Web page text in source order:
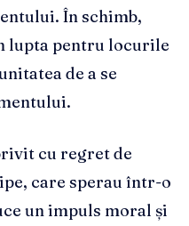
În schimb,
lupta pentru locurile
de a se
cu regret de
care sperau într-o
un impuls moral și